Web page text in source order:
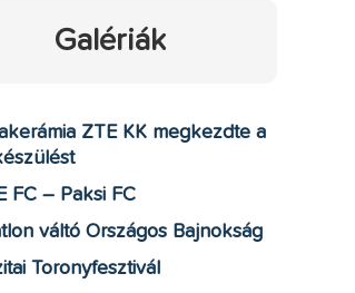
Galériák
ZTE KK megkezdte a
FC – Paksi FC
váltó Országos Bajnokság
Toronyfesztivál